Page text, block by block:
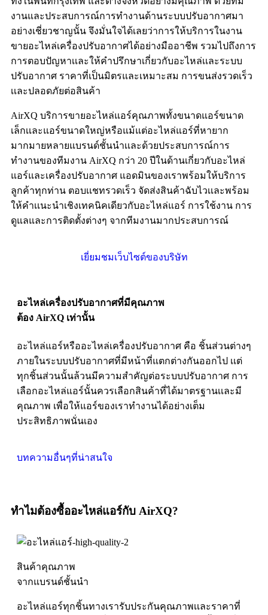
งานและประสบการณ์การทำงานด้านระบบปรับอากาศมา
อย่างเชี่ยวชาญนั้น จึงมั่นใจได้เลยว่าการให้บริการในงาน
ขายอะไหล่เครื่องปรับอากาศได้อย่างมืออาชีพ รวมไปถึงการ
การตอบปัญหาเเละให้คำปรึกษาเกี่ยวกับอะไหล่เเละระบบ
ปรับอากาศ ราคาที่เป็นมิตรและเหมาะสม การขนส่งรวดเร็ว
เเละปลอดภัยต่อสินค้า
AirXQ บริการขายอะไหล่แอร์คุณภาพทั้งขนาดแอร์ขนาด
เล็กเเละแอร์ขนาดใหญ่หรือแม้แต่อะไหล่แอร์ที่หายาก
มากมายหลายแบรนด์ชั้นนำเเละด้วยประสบการณ์การ
ทำงานของทีมงาน AirXQ กว่า 20 ปีในด้านเกี่ยวกับอะไหล่
แอร์และเครื่องปรับอากาศ แอดมินของเราพร้อมให้บริการ
ลูกค้าทุกท่าน ตอบเเชทรวดเร็ว จัดส่งสินค้าฉับไวเเละพร้อม
ให้คำเเนะนำเชิงเทคนิคเดียวกับอะไหล่แอร์ การใช้งาน การ
ดูแลและการติดตั้งต่างๆ จากทีมงานมากประสบการณ์
เยี่ยมชมเว็บไซต์ของบริษัท
อะไหล่เครื่องปรับอากาศที่มีคุณภาพ
ต้อง AirXQ เท่านั้น
อะไหล่แอร์หรืออะไหล่เครื่องปรับอากาศ คือ ชิ้นส่วนต่างๆ
ภายในระบบปรับอากาศที่มีหน้าที่แตกต่างกันออกไป เเต่
ทุกชิ้นส่วนนั้นล้วนมีความสำคัญต่อระบบปรับอากาศ การ
เลือกอะไหล่แอร์นั้นควรเลือกสินค้าที่ได้มาตรฐานเเละมี
คุณภาพ เพื่อให้แอร์ของเราทำงานได้อย่างเต็ม
ประสิทธิภาพนั่นเอง
บทความอื่นๆที่น่าสนใจ
ทำไมต้องซื้ออะไหล่แอร์กับ AirXQ?
สินค้าคุณภาพ
จากแบรนด์ชั้นนำ
อะไหล่แอร์ทุกชิ้นทางเรารับประกันคุณภาพเเละราคาที่